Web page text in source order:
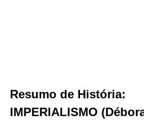
Resumo de História:
IMPERIALISMO